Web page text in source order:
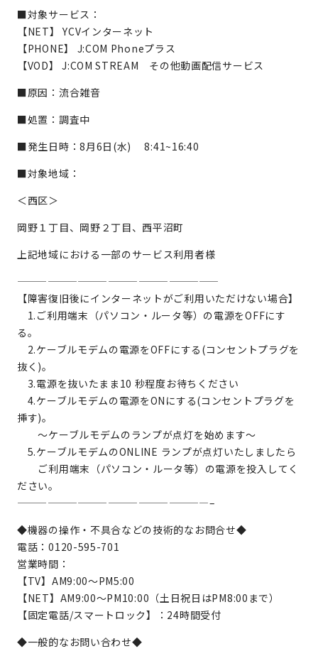
■対象サービス：
【NET】 YCVインターネット
【PHONE】 J:COM Phoneプラス
【VOD】 J:COM STREAM その他動画配信サービス
■原因：流合雑音
■処置：調査中
■発生日時：8月6日(水) 8:41~16:40
■対象地域：
＜西区＞
岡野１丁目、岡野２丁目、西平沼町
上記地域における一部のサービス利用者様
————————————————————
【障害復旧後にインターネットがご利用いただけない場合】
1.ご利用端末（パソコン・ルータ等）の電源をOFFにす
る。
2.ケーブルモデムの電源をOFFにする(コンセントプラグを
抜く)。
3.電源を抜いたまま10 秒程度お待ちください
4.ケーブルモデムの電源をONにする(コンセントプラグを
挿す)。
～ケーブルモデムのランプが点灯を始めます～
5.ケーブルモデムのONLINE ランプが点灯いたしましたら
ご利用端末（パソコン・ルータ等）の電源を投入してく
ださい。
———————————————————–
◆機器の操作・不具合などの技術的なお問合せ◆
電話：0120-595-701
営業時間：
【TV】AM9:00～PM5:00
【NET】AM9:00～PM10:00（土日祝日はPM8:00まで）
【固定電話/スマートロック】：24時間受付
◆一般的なお問い合わせ◆